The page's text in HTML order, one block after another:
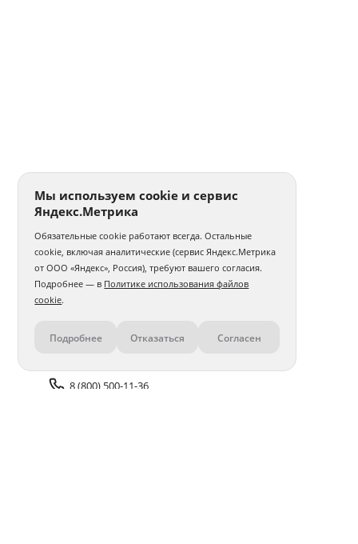
Контакты
8 (800) 500-11-36
Мы используем cookie и сервис
Яндекс.Метрика
Обязательные cookie работают всегда. Остальные
cookie, включая аналитические (сервис Яндекс.Метрика
от ООО «Яндекс», Россия), требуют вашего согласия.
Подробнее — в Политике использования файлов
cookie.
Подробнее Отказаться Согласен